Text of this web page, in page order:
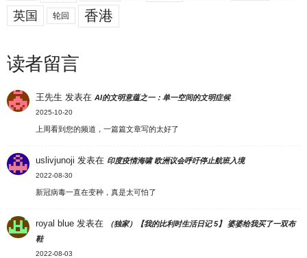
英国 轮回 香港
读者留言
王先生 发表在AI的文明意蕴之一：单一空间的文明症候
2025-10-20
上周看到您的频道，一篇篇文章写的太好了
uslivjunoji 发表在 印度疫情海啸 欧洲议会呼吁停止航班入境
2022-08-30
新冠病毒一直在变种，真是太可怕了
royal blue 发表在
（独家）【我的比利时生活日记 5】 婆婆给我买了一双布
鞋
2022-08-03